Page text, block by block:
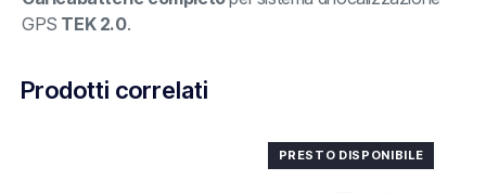
GPS TEK 2.0.
Prodotti correlati
PRESTO DISPONIBILE